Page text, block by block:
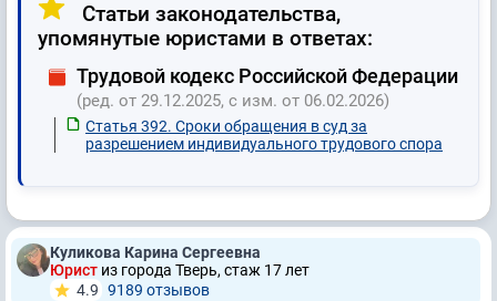
Статьи законодательства,
упомянутые юристами в ответах:
Трудовой кодекс Российской Федерации
(ред. от 29.12.2025, с изм. от 06.02.2026)
Статья 392. Сроки обращения в суд за
разрешением индивидуального трудового спора
Куликова Карина Сергеевна
Юрист из города Тверь, стаж 17 лет
4.9 9189 отзывов